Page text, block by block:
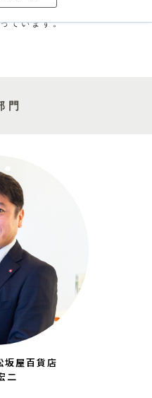
に取り組む事業者の皆さま
ています。
門
坂屋百貨店
二